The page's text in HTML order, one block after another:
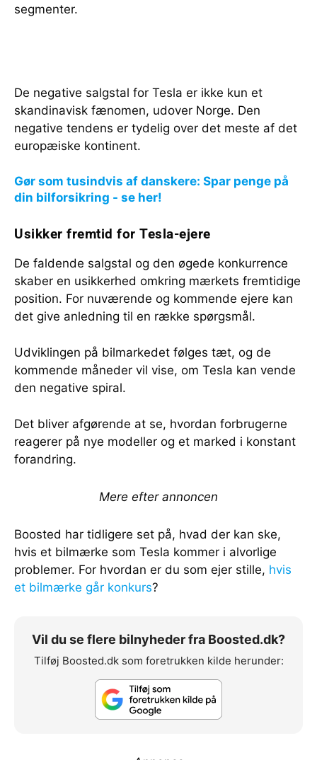
segmenter.
De negative salgstal for Tesla er ikke kun et
skandinavisk fænomen, udover Norge. Den
negative tendens er tydelig over det meste af det
europæiske kontinent.
Gør som tusindvis af danskere: Spar penge på
din bilforsikring - se her!
Usikker fremtid for Tesla-ejere
De faldende salgstal og den øgede konkurrence
skaber en usikkerhed omkring mærkets fremtidige
position. For nuværende og kommende ejere kan
det give anledning til en række spørgsmål.
Udviklingen på bilmarkedet følges tæt, og de
kommende måneder vil vise, om Tesla kan vende
den negative spiral.
Det bliver afgørende at se, hvordan forbrugerne
reagerer på nye modeller og et marked i konstant
forandring.
Mere efter annoncen
Boosted har tidligere set på, hvad der kan ske,
hvis et bilmærke som Tesla kommer i alvorlige
problemer. For hvordan er du som ejer stille, hvis
et bilmærke går konkurs?
Vil du se flere bilnyheder fra Boosted.dk?
Tilføj Boosted.dk som foretrukken kilde herunder: